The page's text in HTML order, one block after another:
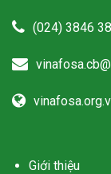
(024) 3846
Giới thiệu